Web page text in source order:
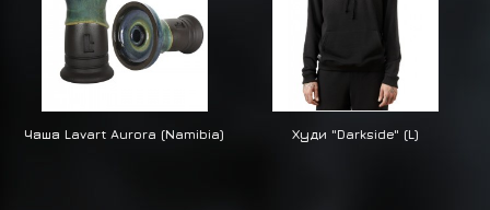
Чаша Lavart Aurora (Namibia) Худи "Darkside" (L)